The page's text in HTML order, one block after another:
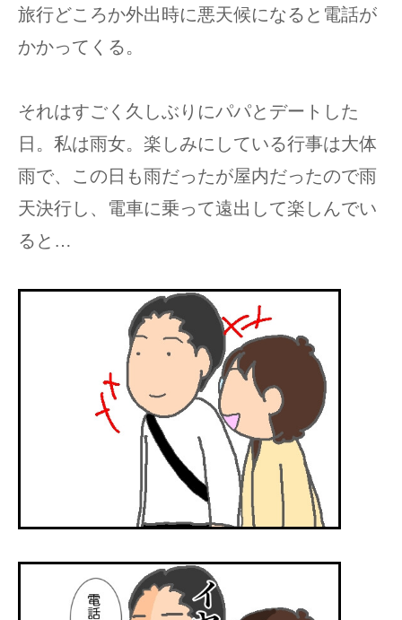
旅行どころか外出時に悪天候になると電話が
かかってくる。
それはすごく久しぶりにパパとデートした
日。私は雨女。楽しみにしている行事は大体
雨で、この日も雨だったが屋内だったので雨
天決行し、電車に乗って遠出して楽しんでい
ると…